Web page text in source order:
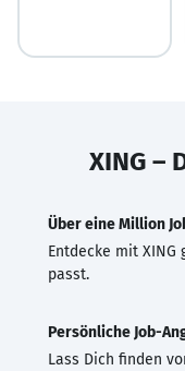
XING –
Über eine Million
Entdecke mit XING
passt.
Persönliche Job-
Lass Dich finden